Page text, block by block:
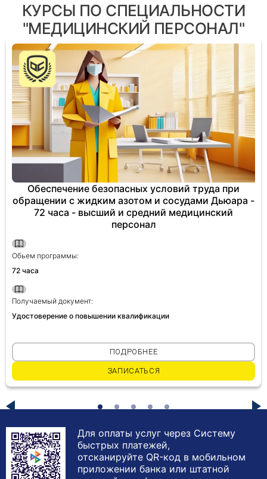
КУРСЫ ПО СПЕЦИАЛЬНОСТИ
"МЕДИЦИНСКИЙ ПЕРСОНАЛ"
Обеспечение безопасных условий труда при
обращении с жидким азотом и сосудами Дьюара -
72 часа - высший и средний медицинский
персонал
Обьем программы:
72 часа
Получаемый документ:
Удостоверение о повышении квалификации
ПОДРОБНЕЕ
ЗАПИСАТЬСЯ
Для оплаты услуг через Систему
быстрых платежей,
отсканируйте QR-код в мобильном
приложении банка или штатной